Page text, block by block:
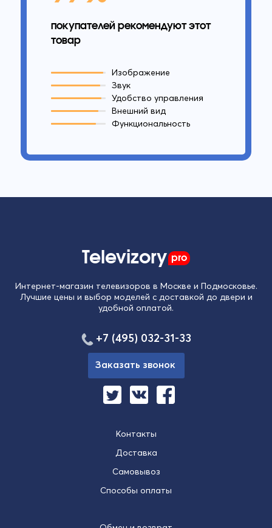
покупателей рекомендуют этот
товар
Изображение
Звук
Удобство управления
Внешний вид
Функциональность
Televizory pro
Интернет-магазин телевизоров в Москве и Подмосковье.
Лучшие цены и выбор моделей с доставкой до двери и
удобной оплатой.
Контакты
Доставка
Самовывоз
Способы оплаты
+7 (495) 032-31-33
Заказать звонок